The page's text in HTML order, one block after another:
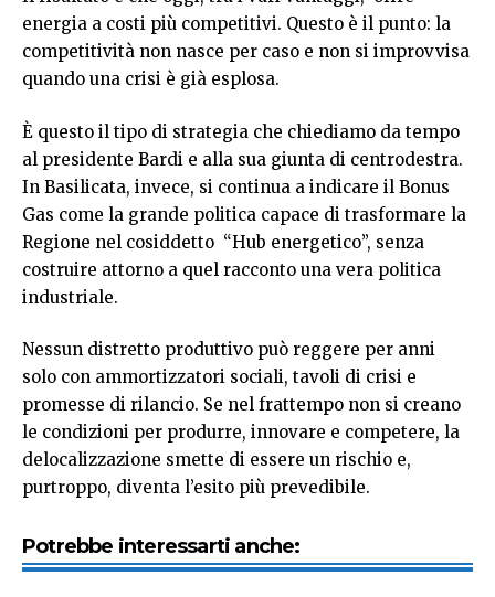
energia a costi più competitivi. Questo è il punto: la
competitività non nasce per caso e non si improvvisa
quando una crisi è già esplosa.
È questo il tipo di strategia che chiediamo da tempo
al presidente Bardi e alla sua giunta di centrodestra.
In Basilicata, invece, si continua a indicare il Bonus
Gas come la grande politica capace di trasformare la
Regione nel cosiddetto “Hub energetico”, senza
costruire attorno a quel racconto una vera politica
industriale.
Nessun distretto produttivo può reggere per anni
solo con ammortizzatori sociali, tavoli di crisi e
promesse di rilancio. Se nel frattempo non si creano
le condizioni per produrre, innovare e competere, la
delocalizzazione smette di essere un rischio e,
purtroppo, diventa l’esito più prevedibile.
Potrebbe interessarti anche: